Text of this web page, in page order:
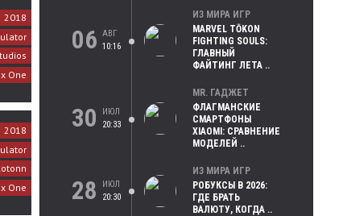
2018
One
2018
One
06 АВГ
10:16
ИЗ МИРА ИГР
MARVEL TŌKON
FIGHTING SOULS:
ГЛАВНЫЙ
ФАЙТИНГ ЛЕТА ..
30
ИЮЛ
20:33
MR. ГАДЖЕТ
ФЛАГМАНСКИЕ
СМАРТФОНЫ
XIAOMI: СРАВНЕНИЕ
МОДЕЛЕЙ ..
28
ИЮЛ
20:30
ИЗ МИРА ИГР
РОБУКСЫ В 2026:
ГДЕ БРАТЬ
ВАЛЮТУ, КОГДА ..